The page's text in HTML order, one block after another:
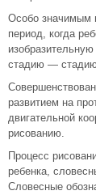
Особо значимым
период, когда
стадию — стадию
развитием на
двигательной
рисованию.
Процесс
ребенка,
Словесные